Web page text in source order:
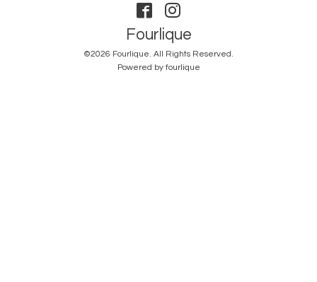
Fourlique
©2026 Fourlique. All Rights Reserved.
Powered by fourlique